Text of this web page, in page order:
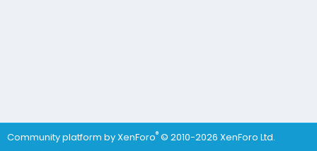
Community platform by XenForo® © 2010-2026 XenForo Ltd.